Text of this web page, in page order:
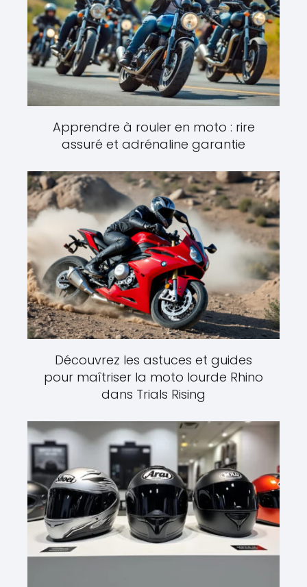
Apprendre à rouler en moto : rire
assuré et adrénaline garantie
Découvrez les astuces et guides
pour maîtriser la moto lourde Rhino
dans Trials Rising